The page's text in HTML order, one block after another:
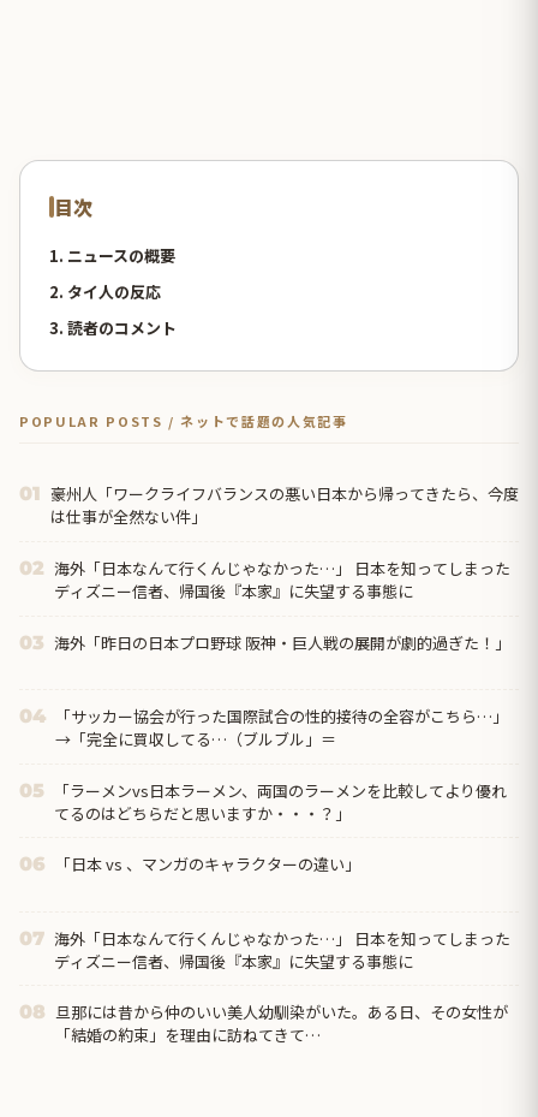
目次
1. ニュースの概要
2. タイ人の反応
3. 読者のコメント
POPULAR POSTS / ネットで話題の人気記事
01 豪州人「ワークライフバランスの悪い日本から帰ってきたら、今度
は仕事が全然ない件」
02 海外「日本なんて行くんじゃなかった…」 日本を知ってしまった
ディズニー信者、帰国後『本家』に失望する事態に
03 海外「昨日の日本プロ野球 阪神・巨人戦の展開が劇的過ぎた！」
04
「サッカー協会が行った国際試合の性的接待の全容がこちら…」
→「完全に買収してる…（ブルブル」＝
05
「ラーメンvs日本ラーメン、両国のラーメンを比較してより優れ
てるのはどちらだと思いますか・・・？」
06 「日本 vs 、マンガのキャラクターの違い」
07 海外「日本なんて行くんじゃなかった…」 日本を知ってしまった
ディズニー信者、帰国後『本家』に失望する事態に
08 旦那には昔から仲のいい美人幼馴染がいた。ある日、その女性が
「結婚の約束」を理由に訪ねてきて…